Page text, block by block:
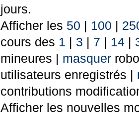
jours.
Afficher les 50 | 100 |
cours des 1 | 3 | 7 | 14|
mineures | masquer
utilisateurs enregistrés |
contributions
Afficher les nouvelles